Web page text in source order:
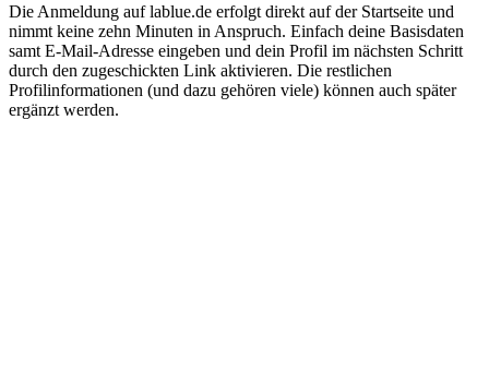
Die Anmeldung auf lablue.de erfolgt direkt auf der Startseite und
nimmt keine zehn Minuten in Anspruch. Einfach deine Basisdaten
samt E-Mail-Adresse eingeben und dein Profil im nächsten Schritt
durch den zugeschickten Link aktivieren. Die restlichen
Profilinformationen (und dazu gehören viele) können auch später
ergänzt werden.